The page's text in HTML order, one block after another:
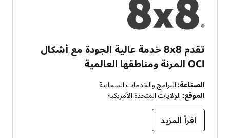
تقدم 8x8 خدمة عالية الجودة مع أشكال
OCI المرنة ومناطقها العالمية
الصناعة: البرامج والخدمات السحابية
الموقع: الولايات المتحدة الأمريكية
اقرأ المزيد